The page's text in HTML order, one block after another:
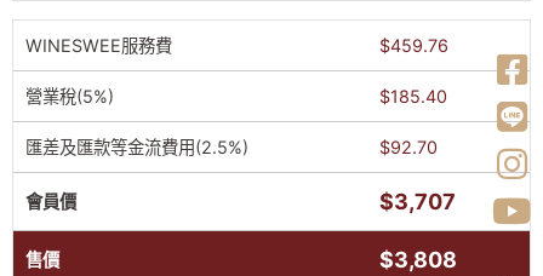
WINESWEE服務費 $459.76
營業稅(5%) $185.40
匯差及匯款等金流費用(2.5%) $92.70
會員價 $3,707
售價 $3,808